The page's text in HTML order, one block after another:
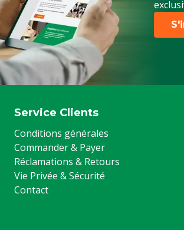
Service Clients
Conditions générales
Commander & Payer
Réclamations & Retours
Vie Privée & Sécurité
Contact